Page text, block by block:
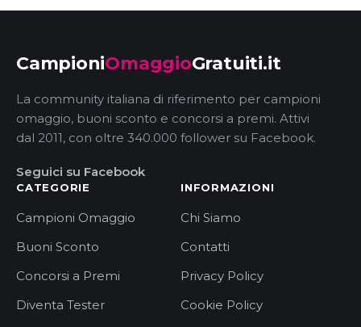
CampioniOmaggioGratuiti.it
La community italiana di riferimento per campioni
omaggio, buoni sconto e concorsi a premi. Attivi
dal 2011, con oltre 340.000 follower su Facebook.
Seguici su Facebook
CATEGORIE
Campioni Omaggio
Buoni Sconto
Concorsi a Premi
Diventa Tester
INFORMAZIONI
Chi Siamo
Contatti
Privacy Policy
Cookie Policy